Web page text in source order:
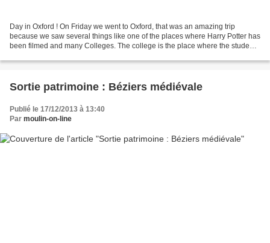
Day in Oxford ! On Friday we went to Oxford, that was an amazing trip
because we saw several things like one of the places where Harry Potter has
been filmed and many Colleges. The college is the place where the students
Sortie patrimoine : Béziers médiévale
Publié le 17/12/2013 à 13:40
Par moulin-on-line